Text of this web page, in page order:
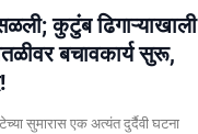
कुटुंब ढिगाऱ्याखाली
बचावकार्य सुरू,
सुमारास एक अत्यंत दुर्दैवी घटना